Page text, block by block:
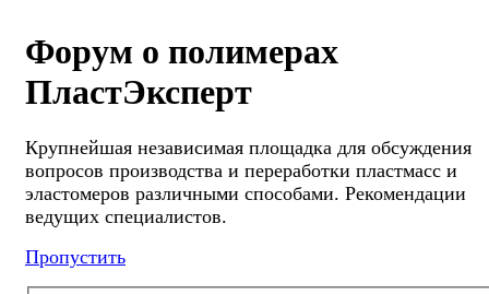
Форум о полимерах
ПластЭксперт
Крупнейшая независимая площадка для обсуждения
вопросов производства и переработки пластмасс и
эластомеров различными способами. Рекомендации
ведущих специалистов.
Пропустить